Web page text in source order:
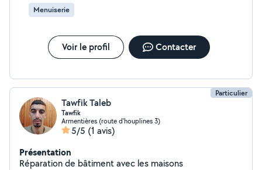
Menuiserie
Voir le profil Contacter
Particulier
Tawfik Taleb
Tawfik
Armentières (route d'houplines 3)
5/5 (1 avis)
Présentation
Réparation de bâtiment avec les maisons